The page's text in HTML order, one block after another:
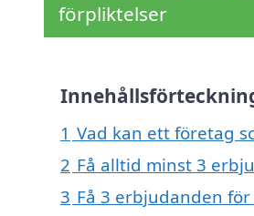
förpliktelser
1 Vad kan ett företag
2 Få alltid minst 3
3 Få 3 erbjudanden